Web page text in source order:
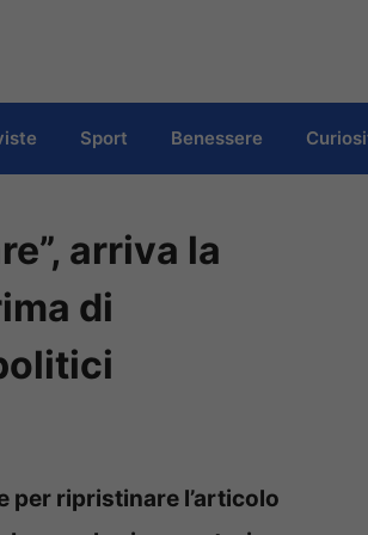
Sport Benessere
arriva la
di
per ripristinare l’articolo